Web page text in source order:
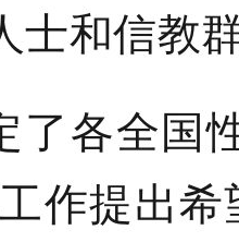
士和信教
了各全国
作提出